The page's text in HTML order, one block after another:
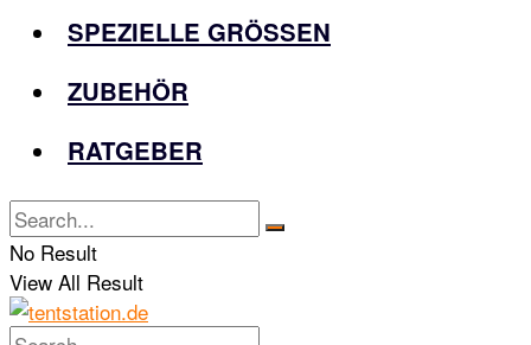
SPEZIELLE GRÖSSEN
ZUBEHÖR
RATGEBER
No Result
View All Result